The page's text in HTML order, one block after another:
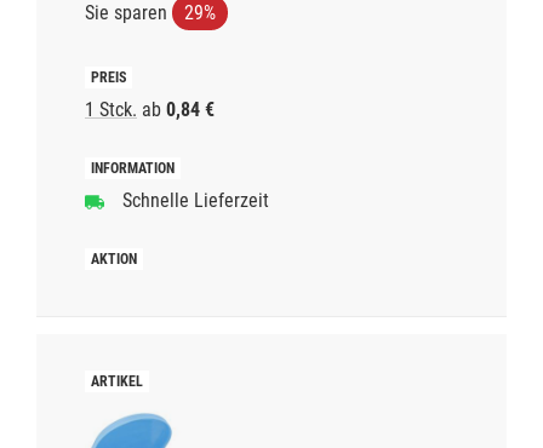
Sie sparen 29%
1 Stck. ab 0,84 €
Schnelle Lieferzeit